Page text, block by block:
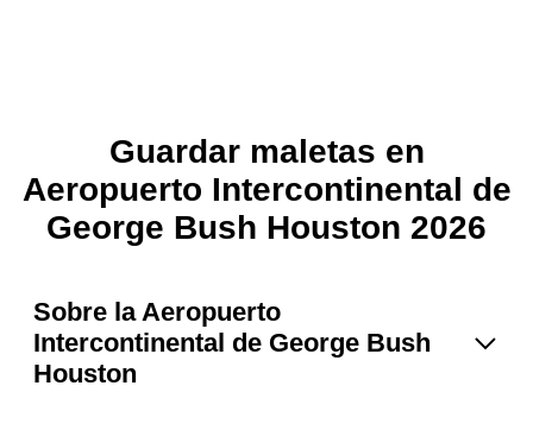
Guardar maletas en
Aeropuerto Intercontinental de
George Bush Houston 2026
Sobre la Aeropuerto
Intercontinental de George Bush
Houston